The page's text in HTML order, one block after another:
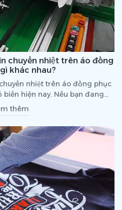
chuyển nhiệt trên áo đồng
khác nhau?
nhiệt trên áo đồng phục
hiện nay. Nếu bạn đang
thuật in nào thì Đồng phục
rõ qua bài viết dưới đây!
thêm